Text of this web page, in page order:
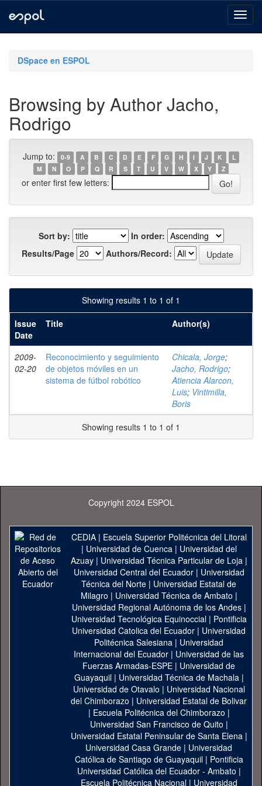
navigationDSpace en ESPOL
Browsing by Author Jacho,
Rodrigo
Jump to: 0-9 A B C D E F G H I J K
L
M
N O P Q R S T U V W X Y Z
or enter first few letters:
Sort by:
In order:
Results/Page
Authors/Record:
Showing results 1 to 1 of 1
Issue
Date
Title Author(s)
2009-
02-20
Reconocimiento y seguimiento
de objetos móviles en un
sistema de fútbol robótico
Chicala, Jorge;
Jacho, Rodrigo;
Atiencia Alarcon,
Luis; Vintimilla,
Boris
Showing results 1 to 1 of 1
Copyright 2024 ESPOL
CEDIA| Escuela Superior Politécnica del Litoral
| Universidad de Cuenca| Universidad del
Azuay| Universidad Técnica Particular de Loja|
Universidad Central del Ecuador| Universidad
Técnica del Norte | Universidad Estatal de
Milagro | Universidad Técnica de Ambato |
Universidad Regional Autónoma de los Andes|
Universidad Tecnológica Equinoccial| Pontificia
Universidad Catolica del Ecuador | Universidad
Politécnica Salesiana | Universidad
Internacional del Ecuador | Universidad de las
Fuerzas Armadas-ESPE | Universidad de
Guayaquil| Universidad Técnica de Machala|
Universidad de Otavalo | Universidad Nacional
del Chimborazo | Universidad Estatal de Bolivar
| Escuela Politécnica del Chimborazo |
Universidad San Francisco de Quito |
Universidad Estatal Peninsular de Santa Elena|
Universidad Casa Grande | Universidad
Católica de Santiago de Guayaquil| Pontificia
Universidad Católica del Ecuador - Ambato |
Escuela Politécnica Nacional| Universidad